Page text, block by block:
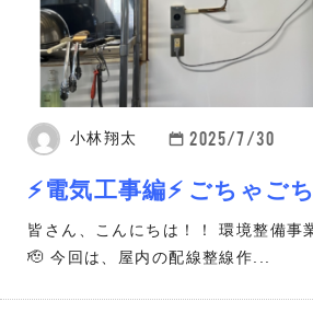
小林翔太 2025/7/30
⚡電気工事編⚡ ごちゃご
皆さん、こんにちは！！ 環境整備事
🫡 今回は、屋内の配線整線作...